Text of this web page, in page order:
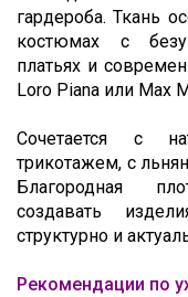
гардероба. Ткань
костюмах с
платьях и
Loro Piana или Max
Сочетается с
трикотажем, с
Благородная
создавать
структурно и
Рекомендации по